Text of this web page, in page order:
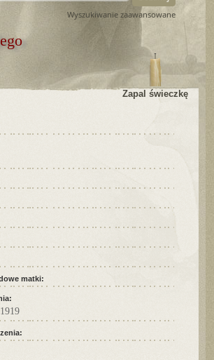
Wyszukiwanie zaawansowane
Zapal świeczkę
matki: